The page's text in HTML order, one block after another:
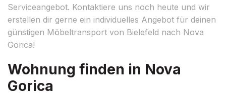
Serviceangebot. Kontaktiere uns noch heute und wir
erstellen dir gerne ein individuelles Angebot für deinen
günstigen Möbeltransport von Bielefeld nach Nova
Gorica!
Wohnung finden in Nova
Gorica